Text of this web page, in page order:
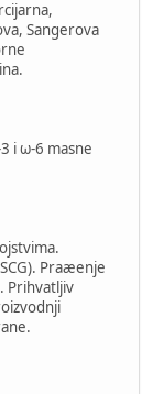
Sangerova
i ω-6 masne
Praæenje
Prihvatljiv